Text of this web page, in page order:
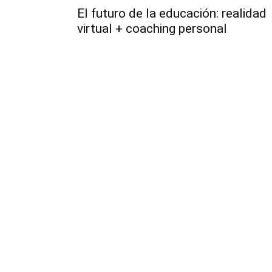
El futuro de la educación: realidad
virtual + coaching personal